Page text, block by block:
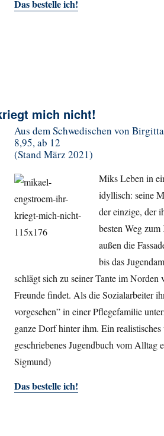
Das bestelle ich!
mich nicht!
Aus dem Schwedischen von
8,95, ab 12
(Stand März 2021)
Miks Leben in
idyllisch: seine
der einzige, der
besten Weg
außen die
bis das
schlägt sich zu seiner Tante im
Freunde findet. Als die Sozialarbeiter
vorgesehen” in einer Pflegefamilie
ganze Dorf hinter ihm. Ein
geschriebenes Jugendbuch vom Alltag
Sigmund)
Das bestelle ich!